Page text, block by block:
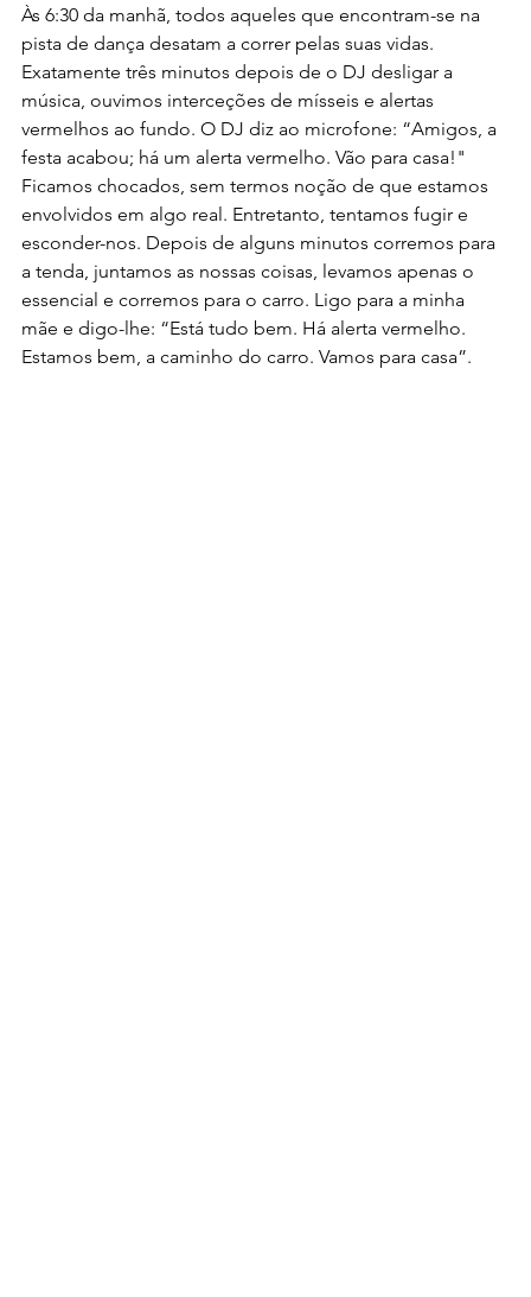
Às 6:30 da manhã, todos aqueles que encontram-se na
pista de dança desatam a correr pelas suas vidas.
Exatamente três minutos depois de o DJ desligar a
música, ouvimos interceções de mísseis e alertas
vermelhos ao fundo. O DJ diz ao microfone: “Amigos, a
festa acabou; há um alerta vermelho. Vão para casa!"
Ficamos chocados, sem termos noção de que estamos
envolvidos em algo real. Entretanto, tentamos fugir e
esconder-nos. Depois de alguns minutos corremos para
a tenda, juntamos as nossas coisas, levamos apenas o
essencial e corremos para o carro. Ligo para a minha
mãe e digo-lhe: “Está tudo bem. Há alerta vermelho.
Estamos bem, a caminho do carro. Vamos para casa”.